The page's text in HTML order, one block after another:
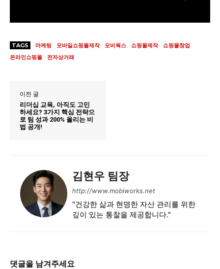
TAGS 마케팅 모바일쇼핑몰제작 모비웍스 쇼핑몰제작
쇼핑몰창업
온라인쇼핑몰
전자상거래
이전 글
리더십 교육, 아직도 고민
하세요? 3가지 핵심 전략으
로 팀 성과 200% 올리는 비
법 공개!
김현우 팀장
http://www.mobiworks.net
"건강한 삶과 현명한 자산 관리를 위한
깊이 있는 통찰을 제공합니다."
댓글을 남겨주세요